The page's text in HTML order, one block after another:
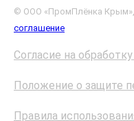
© ООО «ПромПлёнка Крым»,
соглашение
Согласие на
Положение о защите
Правила